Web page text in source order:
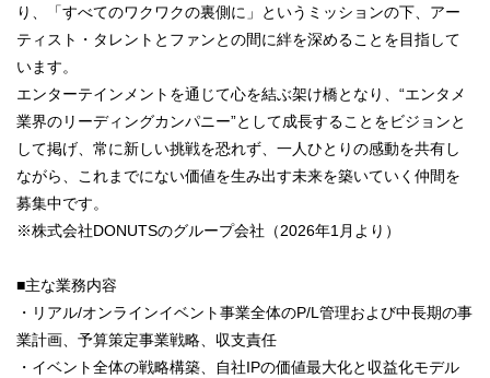
り、「すべてのワクワクの裏側に」というミッションの下、アー
ティスト・タレントとファンとの間に絆を深めることを目指して
います。
エンターテインメントを通じて心を結ぶ架け橋となり、“エンタメ
業界のリーディングカンパニー”として成長することをビジョンと
して掲げ、常に新しい挑戦を恐れず、一人ひとりの感動を共有し
ながら、これまでにない価値を生み出す未来を築いていく仲間を
募集中です。
※株式会社DONUTSのグループ会社（2026年1月より）
■主な業務内容
・リアル/オンラインイベント事業全体のP/L管理および中長期の事
業計画、予算策定事業戦略、収支責任
・イベント全体の戦略構築、自社IPの価値最大化と収益化モデル